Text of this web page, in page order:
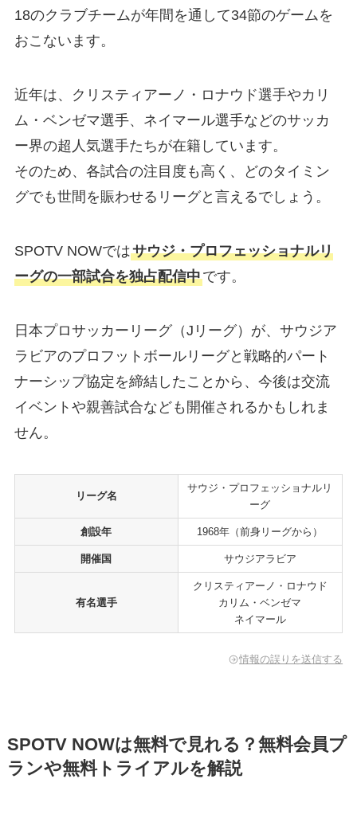
18のクラブチームが年間を通して34節のゲームを
おこないます。
近年は、クリスティアーノ・ロナウド選手やカリ
ム・ベンゼマ選手、ネイマール選手などのサッカ
ー界の超人気選手たちが在籍しています。
そのため、各試合の注目度も高く、どのタイミン
グでも世間を賑わせるリーグと言えるでしょう。
SPOTV NOWではサウジ・プロフェッショナルリ
ーグの一部試合を独占配信中です。
日本プロサッカーリーグ（Jリーグ）が、サウジア
ラビアのプロフットボールリーグと戦略的パート
ナーシップ協定を締結したことから、今後は交流
イベントや親善試合なども開催されるかもしれま
せん。
リーグ名
サウジ・プロフェッショナルリ
ーグ
創設年 1968年（前身リーグから）
開催国 サウジアラビア
有名選手
クリスティアーノ・ロナウド
カリム・ベンゼマ
ネイマール
情報の誤りを送信する
SPOTV NOWは無料で見れる？無料会員プ
ランや無料トライアルを解説